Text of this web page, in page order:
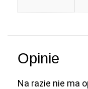
Opinie
Na razie nie ma